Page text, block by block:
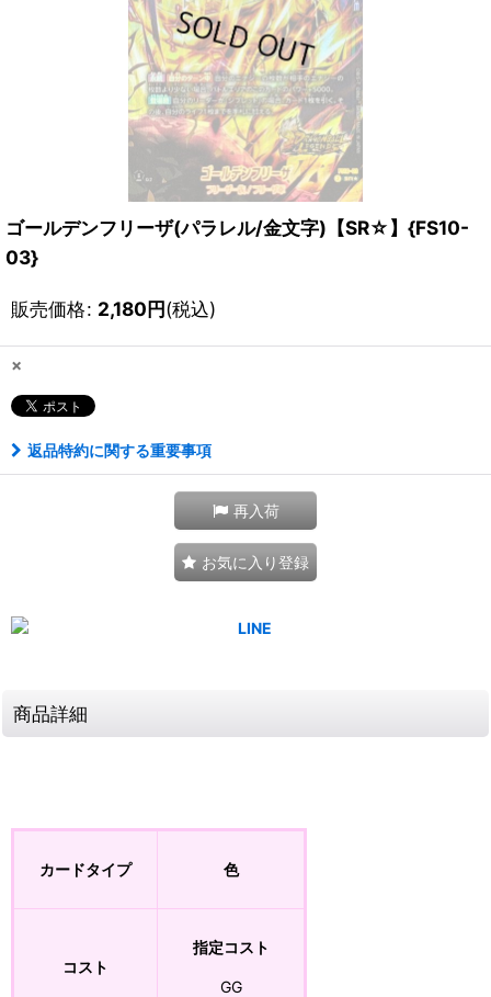
ゴールデンフリーザ(パラレル/金文字)【SR☆】{FS10-
03}
販売価格: 2,180円(税込)
×
返品特約に関する重要事項
再入荷
お気に入り登録
商品詳細
カードタイプ 色
コスト
指定コスト
GG